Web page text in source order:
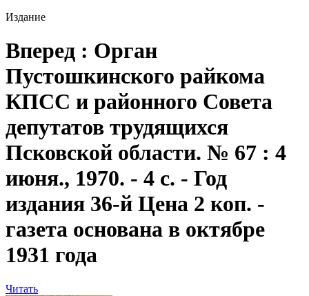
Издание
Вперед : Орган
Пустошкинского райкома
КПСС и районного Совета
депутатов трудящихся
Псковской области. № 67 : 4
июня., 1970. - 4 с. - Год
издания 36-й Цена 2 коп. -
газета основана в октябре
1931 года
Читать